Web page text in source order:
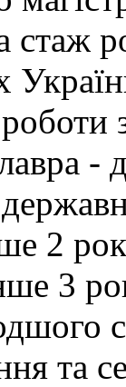
стаж
-
2
3
та